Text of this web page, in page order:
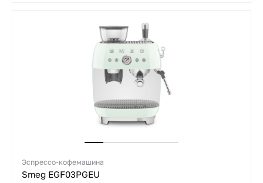
Эспрессо-кофемашина
Smeg EGF03PGEU